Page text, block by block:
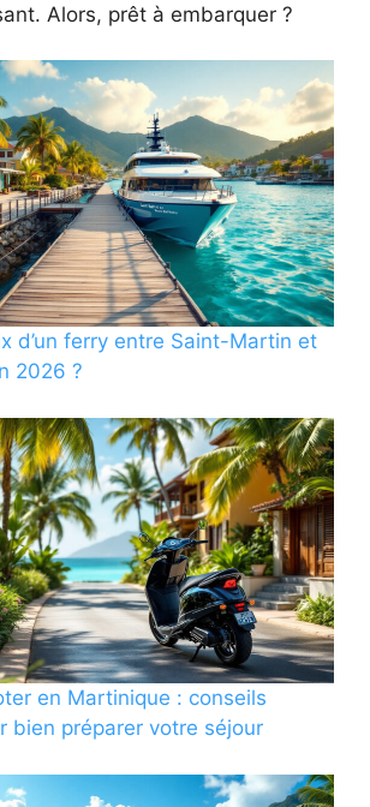
Alors, prêt à embarquer ?
d’un ferry entre Saint-Martin et
2026 ?
en Martinique : conseils
bien préparer votre séjour